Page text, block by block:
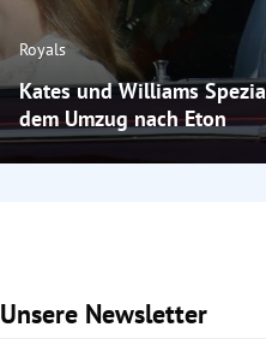
Royals
Kates und Williams
dem Umzug nach Eton
Unsere Newsletter
Slide 1 von 2